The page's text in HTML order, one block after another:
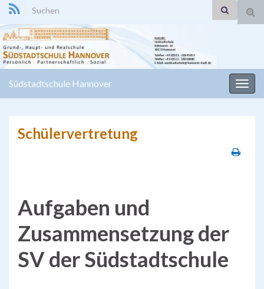
Search for:
Südstadtschule Hannover
Schülervertretung
Aufgaben und
Zusammensetzung der
SV der Südstadtschule